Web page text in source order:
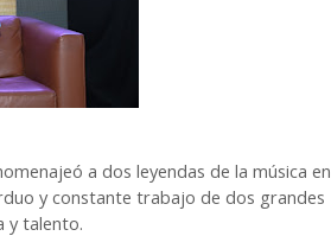
a dos leyendas de la música en
y constante trabajo de dos grandes
y talento.